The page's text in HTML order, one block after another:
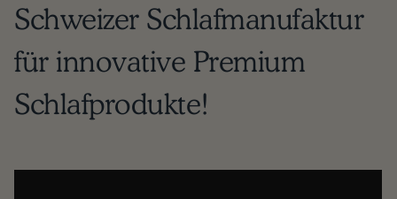
Schweizer Schlafmanufaktur
für innovative Premium
Schlafprodukte!